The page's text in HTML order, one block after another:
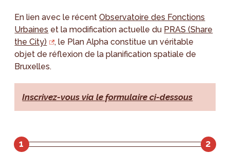
En lien avec le récentObservatoire des Fonctions
Urbaines et la modification actuelle du PRAS (Share
the City)
, le Plan Alpha constitue un véritable
objet de réflexion de la planification spatiale de
Bruxelles.
Inscrivez-vous via le formulaire ci-dessous
1 2